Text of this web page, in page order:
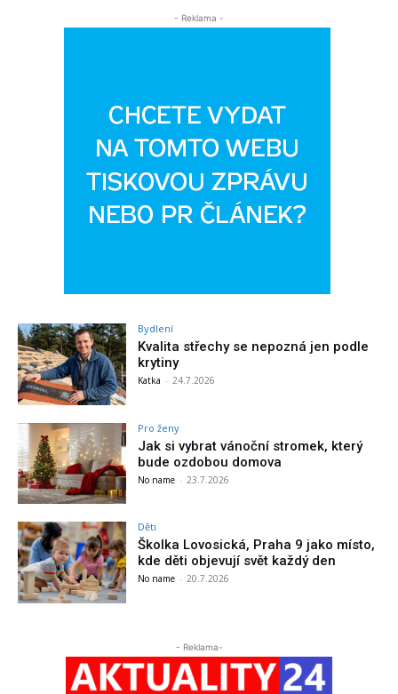
- Reklama -
Bydlení
Kvalita střechy se nepozná jen podle
krytiny
Katka - 24.7.2026
Pro ženy
Jak si vybrat vánoční stromek, který
bude ozdobou domova
No name - 23.7.2026
Děti
Školka Lovosická, Praha 9 jako místo,
kde děti objevují svět každý den
No name - 20.7.2026
- Reklama-